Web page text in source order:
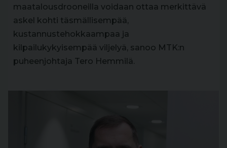
maatalousdrooneilla voidaan ottaa merkittävä
askel kohti täsmällisempää,
kustannustehokkaampaa ja
kilpailukykyisempää viljelyä, sanoo MTK:n
puheenjohtaja Tero Hemmilä.